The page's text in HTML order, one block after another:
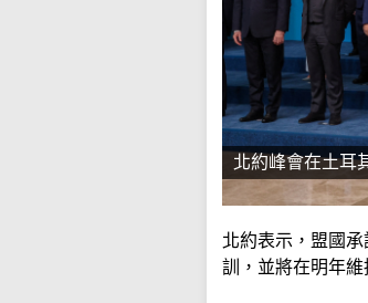
北約峰會在土耳
北約表示，盟國
訓，並將在明年維